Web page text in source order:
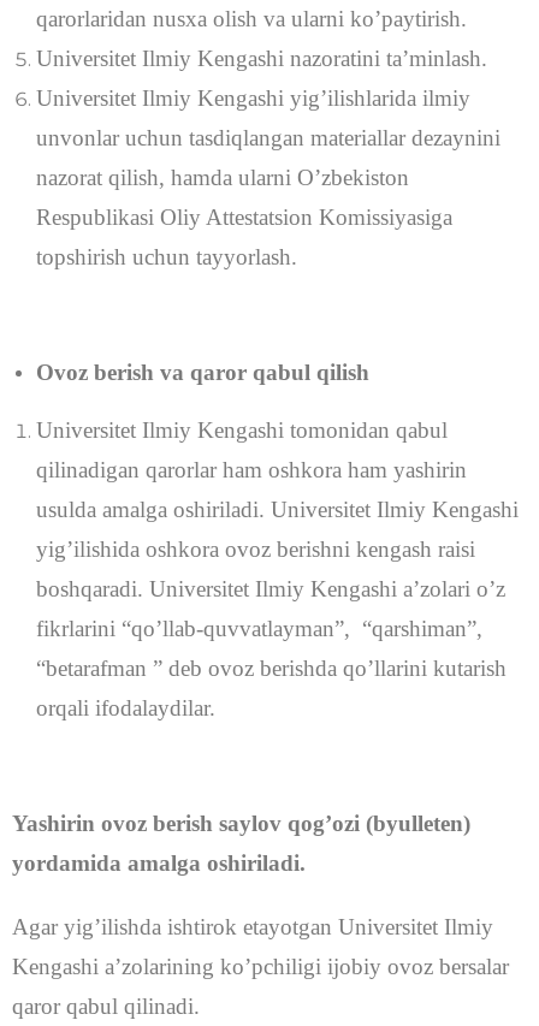
qarorlaridan nusxa olish va ularni ko’paytirish.
Universitet Ilmiy Kengashi nazoratini ta’minlash.
Universitet Ilmiy Kengashi yig’ilishlarida ilmiy
unvonlar uchun tasdiqlangan materiallar dezaynini
nazorat qilish, hamda ularni O’zbekiston
Respublikasi Oliy Attestatsion Komissiyasiga
topshirish uchun tayyorlash.
Ovoz berish va qaror qabul qilish
Universitet Ilmiy Kengashi tomonidan qabul
qilinadigan qarorlar ham oshkora ham yashirin
usulda amalga oshiriladi. Universitet Ilmiy Kengashi
yig’ilishida oshkora ovoz berishni kengash raisi
boshqaradi. Universitet Ilmiy Kengashi a’zolari o’z
fikrlarini “qo’llab-quvvatlayman”, “qarshiman”,
“betarafman ” deb ovoz berishda qo’llarini kutarish
orqali ifodalaydilar.
Yashirin ovoz berish saylov qog’ozi (byulleten)
yordamida amalga oshiriladi.
Agar yig’ilishda ishtirok etayotgan Universitet Ilmiy
Kengashi a’zolarining ko’pchiligi ijobiy ovoz bersalar
qaror qabul qilinadi.